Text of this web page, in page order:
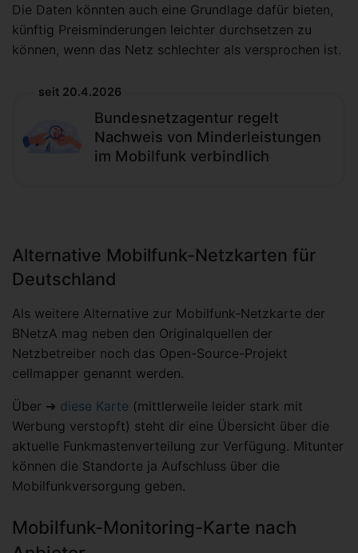
Die Daten könnten auch eine Grundlage dafür bieten,
künftig Preisminderungen leichter durchsetzen zu
können, wenn das Netz schlechter als versprochen ist.
seit 20.4.2026
Bundesnetzagentur regelt
Nachweis von Minderleistungen
im Mobilfunk verbindlich
Alternative Mobilfunk-Netzkarten für
Deutschland
Als weitere Alternative zur Mobilfunk-Netzkarte der
BNetzA mag neben den Originalquellen der
Netzbetreiber noch das Open-Source-Projekt
cellmapper genannt werden.
Über ➜ diese Karte (mittlerweile leider stark mit
Werbung verstopft) steht dir eine Übersicht über die
aktuelle Funkmastenverteilung zur Verfügung. Mitunter
können die Standorte ja Aufschluss über die
Mobilfunkversorgung geben.
Mobilfunk-Monitoring-Karte nach